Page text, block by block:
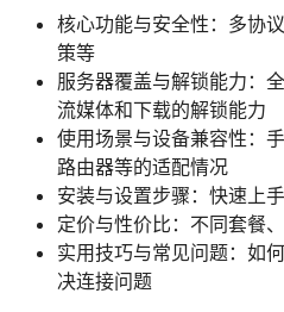
核心功能与安全性：多协
策等
服务器覆盖与解锁能力：
流媒体和下载的解锁能力
使用场景与设备兼容性：
路由器等的适配情况
安装与设置步骤：快速上
定价与性价比：不同套餐
实用技巧与常见问题：如
决连接问题